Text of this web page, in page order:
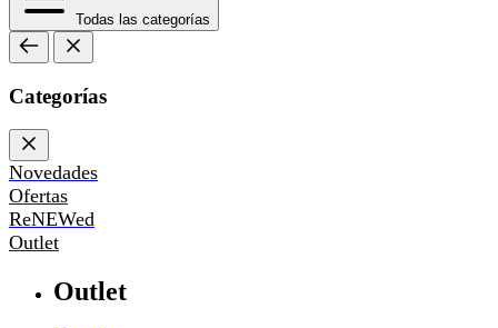
Todas las categorías
Categorías
Novedades
Ofertas
ReNEWed
Outlet
Outlet